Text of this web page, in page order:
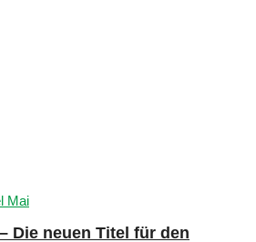
Die neuen Titel für den